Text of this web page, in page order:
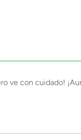
ve con cuidado!